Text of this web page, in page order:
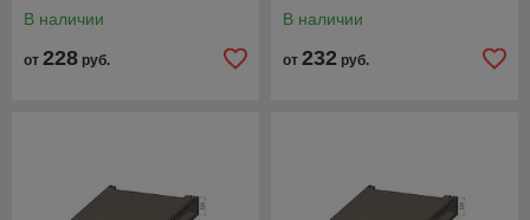
В наличии
от 228 руб.
В наличии
от 232 руб.